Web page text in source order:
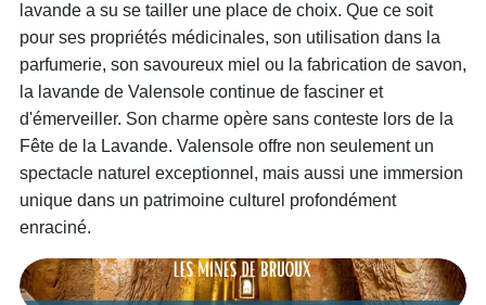
lavande a su se tailler une place de choix. Que ce soit
pour ses propriétés médicinales, son utilisation dans la
parfumerie, son savoureux miel ou la fabrication de savon,
la lavande de Valensole continue de fasciner et
d'émerveiller. Son charme opère sans conteste lors de la
Fête de la Lavande. Valensole offre non seulement un
spectacle naturel exceptionnel, mais aussi une immersion
unique dans un patrimoine culturel profondément
enraciné.